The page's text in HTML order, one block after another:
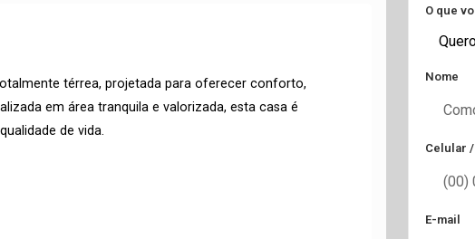
térrea, projetada para oferecer conforto,
em área tranquila e valorizada, esta casa é
de vida.
O que
Nome
Celular
E-mail